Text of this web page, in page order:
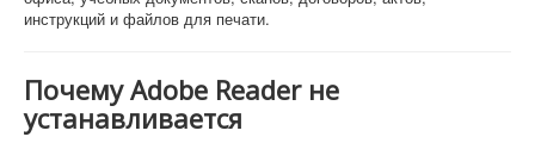
инструкций и файлов для печати.
Почему Adobe Reader не
устанавливается